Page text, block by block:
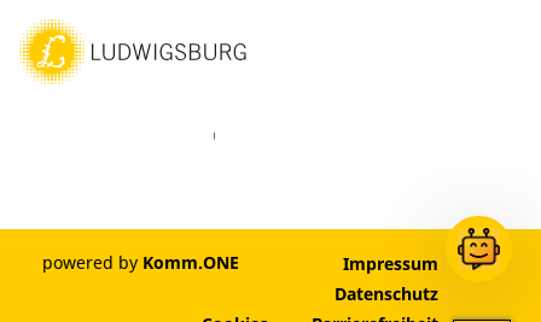
LinkedIn
powered by Komm.ONE
Impressum
Datenschutz